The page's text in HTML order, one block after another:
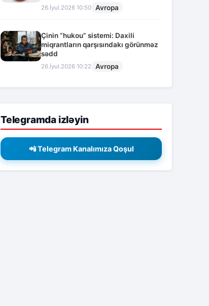
26.İyul.2026 10:50 Avropa
Çinin “hukou” sistemi: Daxili
miqrantların qarşısındakı görünməz
sədd
26.İyul.2026 10:22 Avropa
Telegramda izləyin
📲 Telegram Kanalımıza Qoşul